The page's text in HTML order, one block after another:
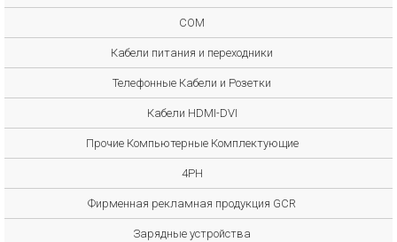
COM
Кабели питания и переходники
Телефонные Кабели и Розетки
Кабели HDMI-DVI
Прочие Компьютерные Комплектующие
4PH
Фирменная рекламная продукция GCR
Зарядные устройства